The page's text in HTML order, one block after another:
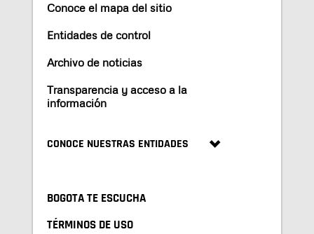
Conoce el mapa del sitio
Entidades de control
Archivo de noticias
Transparencia y acceso a la
información
CONOCE NUESTRAS ENTIDADES
BOGOTA TE ESCUCHA
TÉRMINOS DE USO